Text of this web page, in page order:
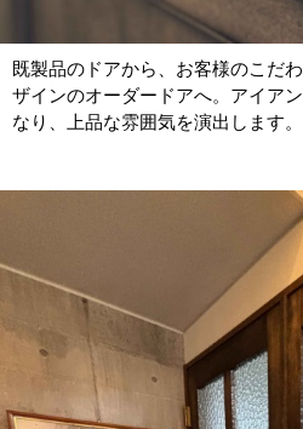
既製品のドアから、お客様のこだ
ザインのオーダードアへ。アイア
なり、上品な雰囲気を演出します。